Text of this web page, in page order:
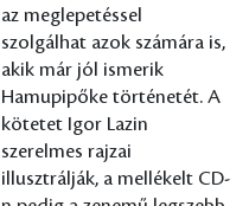
az meglepetéssel
szolgálhat azok számára is,
akik már jól ismerik
Hamupipőke történetét. A
kötetet Igor Lazin
szerelmes rajzai
illusztrálják, a mellékelt CD-